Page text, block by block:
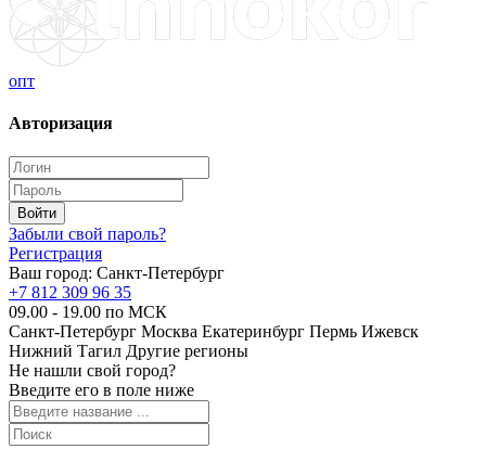
опт
Авторизация
Забыли свой пароль?
Регистрация
Ваш город: Санкт-Петербург
+7 812 309 96 35
09.00 - 19.00 по МСК
Санкт-Петербург Москва Екатеринбург Пермь Ижевск
Нижний Тагил Другие регионы
Не нашли свой город?
Введите его в поле ниже